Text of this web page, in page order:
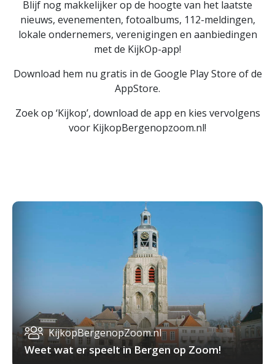
Blijf nog makkelijker op de hoogte van het laatste
nieuws, evenementen, fotoalbums, 112-meldingen,
lokale ondernemers, verenigingen en aanbiedingen
met de KijkOp-app!
Download hem nu gratis in de Google Play Store of de
AppStore.
Zoek op ‘Kijkop’, download de app en kies vervolgens
voor KijkopBergenopzoom.nl!
KijkopBergenopZoom.nl
Weet wat er speelt in Bergen op Zoom!